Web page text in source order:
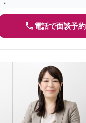
電話で面談予約